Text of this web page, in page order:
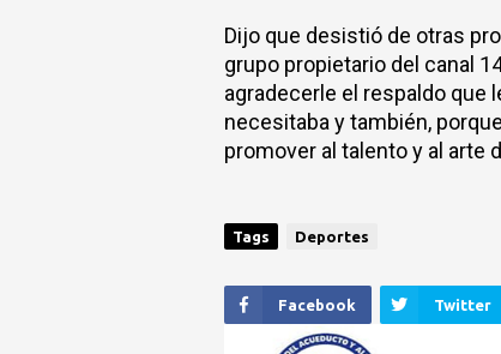
Dijo que desistió de otras
grupo propietario del canal
agradecerle el respaldo que
necesitaba y también,
promover al talento y al arte
Tags Deportes
Facebook Twitter